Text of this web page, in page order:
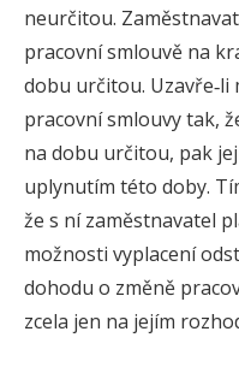
neurčitou.
pracovní smlouvě na
dobu určitou.
pracovní smlouvy tak,
na dobu určitou, pak
uplynutím této doby.
že s ní zaměstnavatel
možnosti vyplacení
dohodu o změně
zcela jen na jejím